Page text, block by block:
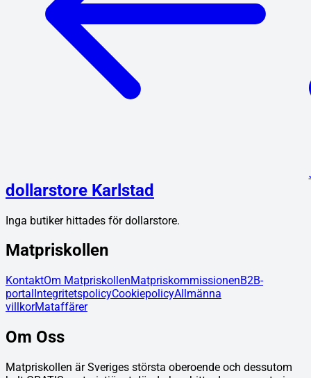
dollarstore Karlstad
Inga butiker hittades fördollarstore.
Matpriskollen
KontaktOm MatpriskollenMatpriskommissionenB2B-
portal IntegritetspolicyCookiepolicyAllmänna
villkorMataffärer
Om Oss
Matpriskollen är Sveriges största oberoende och dessutom